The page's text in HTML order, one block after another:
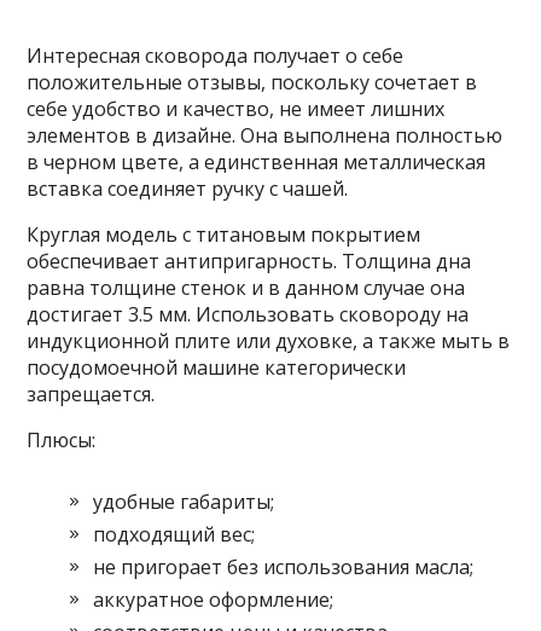
Интересная сковорода получает о себе
положительные отзывы, поскольку сочетает в
себе удобство и качество, не имеет лишних
элементов в дизайне. Она выполнена полностью
в черном цвете, а единственная металлическая
вставка соединяет ручку с чашей.
Круглая модель с титановым покрытием
обеспечивает антипригарность. Толщина дна
равна толщине стенок и в данном случае она
достигает 3.5 мм. Использовать сковороду на
индукционной плите или духовке, а также мыть в
посудомоечной машине категорически
запрещается.
Плюсы:
удобные габариты;
подходящий вес;
не пригорает без использования масла;
аккуратное оформление;